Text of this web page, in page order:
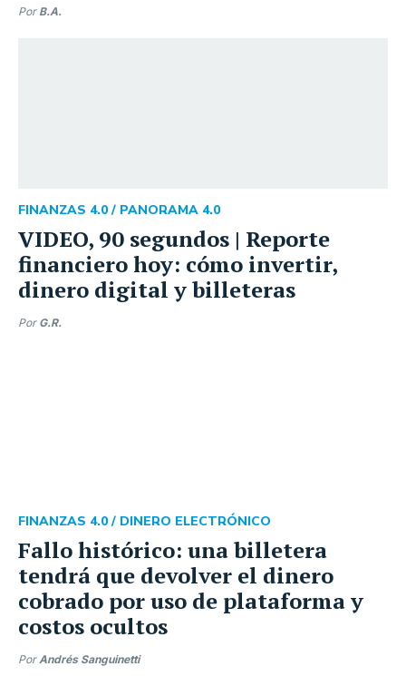
Por B.A.
VIDEO, 90 segundos | Reporte
financiero hoy: cómo invertir,
dinero digital y billeteras
FINANZAS 4.0 / PANORAMA 4.0
Por G.R.
Fallo histórico: una billetera
tendrá que devolver el dinero
cobrado por uso de plataforma y
costos ocultos
FINANZAS 4.0 / DINERO ELECTRÓNICO
PorAndrés Sanguinetti